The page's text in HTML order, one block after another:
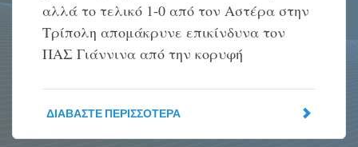
αλλά το τελικό 1-0 από τον Αστέρα στην
Τρίπολη απομάκρυνε επικίνδυνα τον
ΠΑΣ Γιάννινα από την κορυφή
ΔΙΑΒΆΣΤΕ ΠΕΡΙΣΣΌΤΕΡΑ